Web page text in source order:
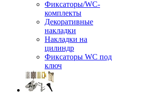
Фиксаторы/WC-
комплекты
Декоративные
накладки
Накладки на
цилиндр
Фиксаторы WC под
ключ